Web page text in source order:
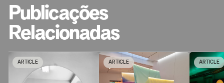
Publicações
Relacionadas
ARTICLE ARTICLE ARTICLE